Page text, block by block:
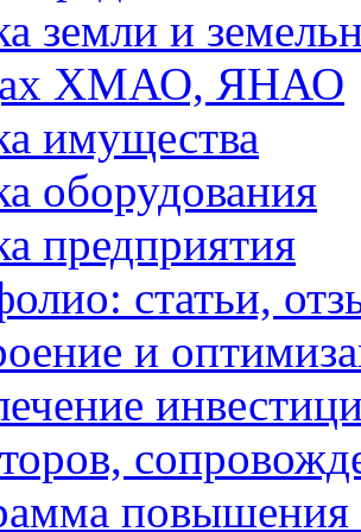
земли и
ХМАО, ЯНАО
имущества
оборудования
предприятия
статьи,
и